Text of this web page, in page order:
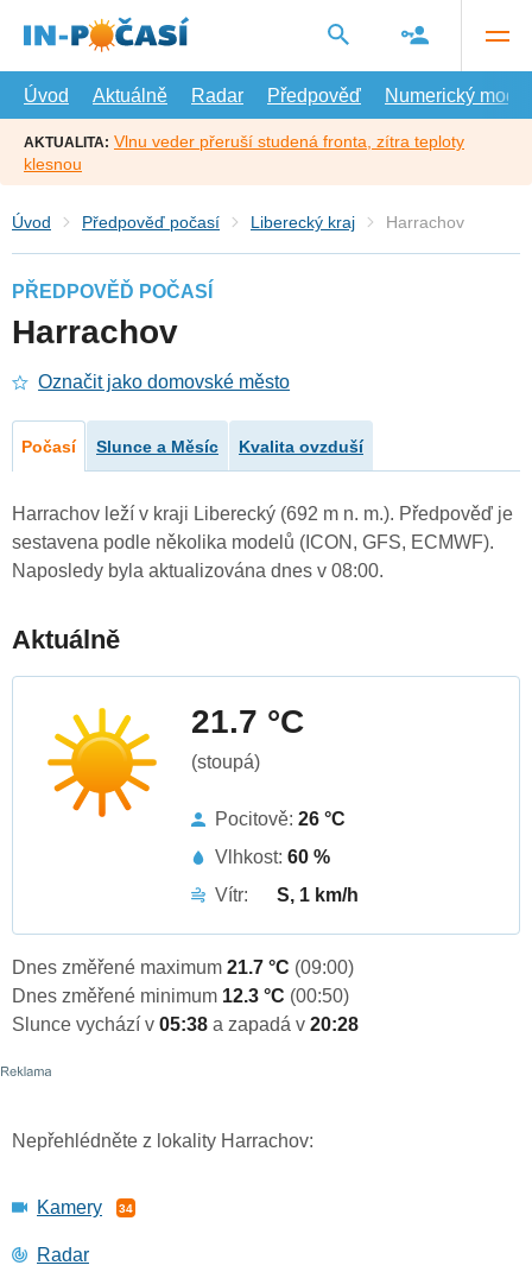
hlavní
Úvod
Aktuálně Radar Předpověď Numerický model
AKTUALITA: Vlnu veder přeruší studená fronta, zítra teploty
klesnou
Úvod Předpověď počasí Liberecký kraj Harrachov
PŘEDPOVĚĎ POČASÍ
Harrachov
Označit jako domovské město
Počasí Slunce a Měsíc Kvalita ovzduší
Harrachov leží v kraji Liberecký (692 m n. m.). Předpověď je
sestavena podle několika modelů (ICON, GFS, ECMWF).
Naposledy byla aktualizována dnes v 08:00.
Aktuálně
21.7 °C
(stoupá)
Pocitově: 26 °C
Vlhkost: 60 %
Vítr:
S, 1 km/h
Dnes změřené maximum 21.7 °C (09:00)
Dnes změřené minimum 12.3 °C (00:50)
Slunce vychází v 05:38 a zapadá v 20:28
Nepřehlédněte z lokality Harrachov:
Kamery 34
Radar